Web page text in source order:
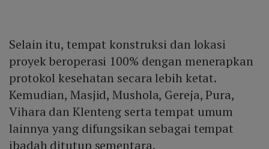
Selain itu, tempat konstruksi dan lokasi
proyek beroperasi 100% dengan menerapkan
protokol kesehatan secara lebih ketat.
Kemudian, Masjid, Mushola, Gereja, Pura,
Vihara dan Klenteng serta tempat umum
lainnya yang difungsikan sebagai tempat
ibadah ditutup sementara.